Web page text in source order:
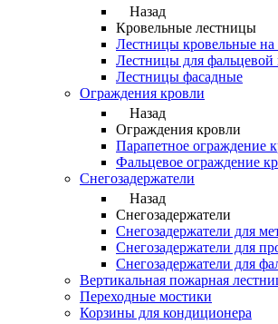
Назад
Кровельные лестницы
Лестницы кровельные на
Лестницы для фальцевой
Лестницы фасадные
Ограждения кровли
Назад
Ограждения кровли
Парапетное ограждение
Фальцевое ограждение
Снегозадержатели
Назад
Снегозадержатели
Снегозадержатели для
Снегозадержатели для
Снегозадержатели для
Вертикальная пожарная
Переходные мостики
Корзины для кондиционера